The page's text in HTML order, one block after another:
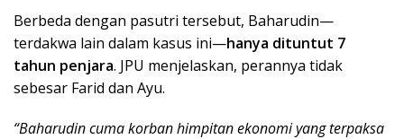
Berbeda dengan pasutri tersebut, Baharudin—
terdakwa lain dalam kasus ini—hanya dituntut 7
tahun penjara. JPU menjelaskan, perannya tidak
sebesar Farid dan Ayu.
“Baharudin cuma korban himpitan ekonomi yang terpaksa